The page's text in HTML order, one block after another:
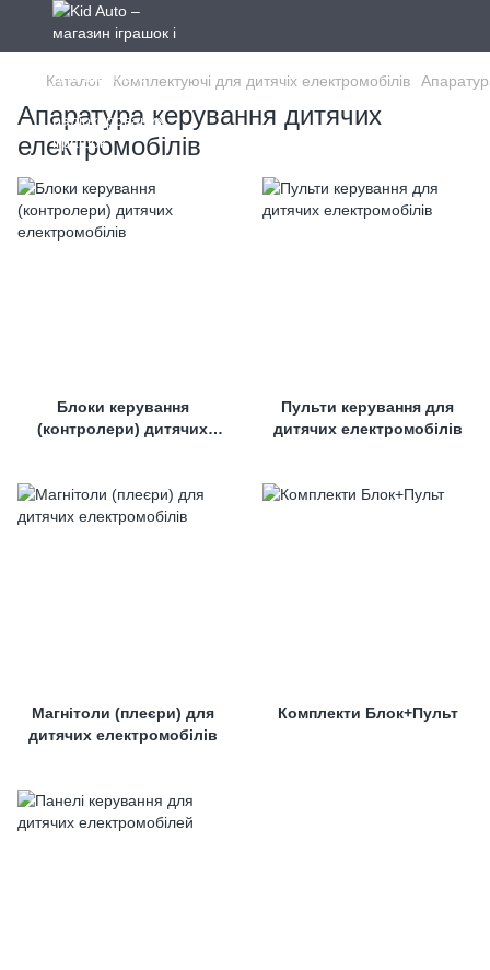
Каталог Комплектуючі для дитячіх електромобілів
Апаратура керування дитячих
електромобілів
Блоки керування
(контролери) дитячих
Пульти керування для
дитячих електромобілів
Магнітоли (плеєри) для
дитячих електромобілів
Комплекти Блок+Пульт